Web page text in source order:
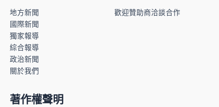
地方新聞
國際新聞
獨家報導
綜合報導
政治新聞
關於我們
歡迎贊助商洽談合作
著作權聲明